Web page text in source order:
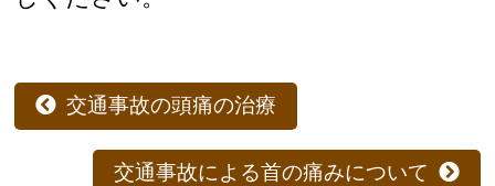
交通事故の頭痛の治療
交通事故による首の痛みについて